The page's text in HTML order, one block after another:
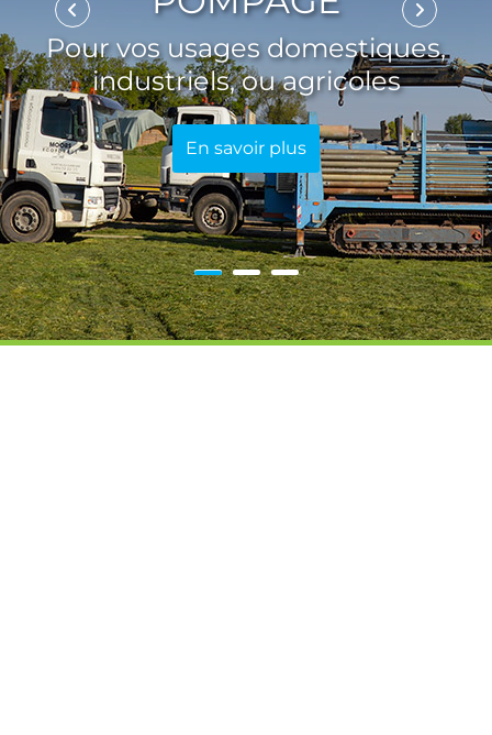
Pour vos usages domestiques,
industriels, ou agricoles
En savoir plus